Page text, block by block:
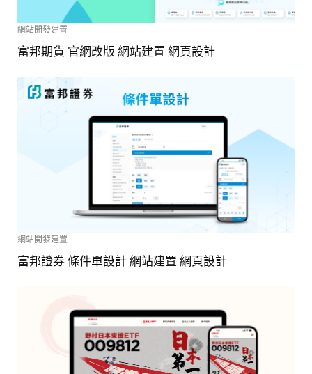
網站開發建置
富邦期貨 官網改版 網站建置 網頁設計
網站開發建置
富邦證券 條件單設計 網站建置 網頁設計